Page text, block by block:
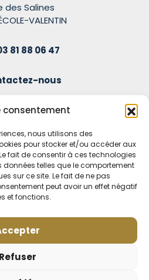
consentement
nous utilisons des
pour stocker et/ou accéder aux
fait de consentir à ces technologies
telles que le comportement
sur ce site. Le fait de ne pas
peut avoir un effet négatif
et fonctions.
Refuser
des Salines
VALENTIN
81 88 06 47
nous
LES JOURS
nos horaires
LÉGALES
CONFIDENTIALITÉ